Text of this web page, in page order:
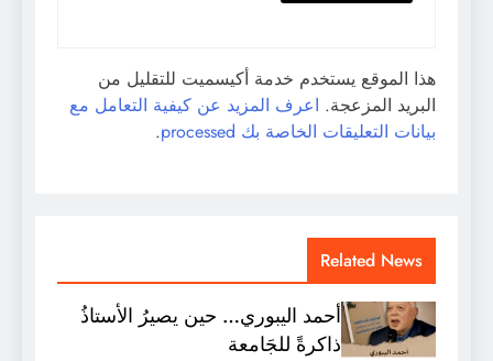
هذا الموقع يستخدم خدمة أكيسميت للتقليل من
البريد المزعجة. اعرف المزيد عن كيفية التعامل مع
بيانات التعليقات الخاصة بك processed
.
Related News
أحمد اليبوري… حين يصيرُ الأستاذُ
ذاكرةً للجَامعة